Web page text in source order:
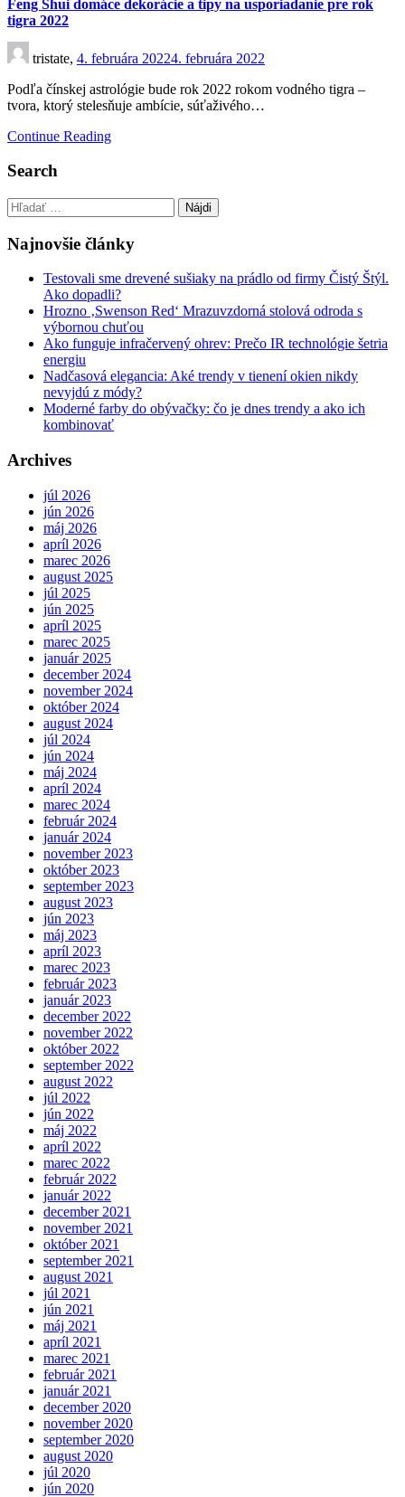
Feng Shui domáce dekorácie a tipy na usporiadanie pre rok
tigra 2022
tristate, 4. februára 20224. februára 2022
Podľa čínskej astrológie bude rok 2022 rokom vodného tigra –
tvora, ktorý stelesňuje ambície, súťaživého…
Continue Reading
Search
Hľadať:
Najnovšie články
Testovali sme drevené sušiaky na prádlo od firmy Čistý Štýl.
Ako dopadli?
Hrozno ‚Swenson Red‘ Mrazuvzdorná stolová odroda s
výbornou chuťou
Ako funguje infračervený ohrev: Prečo IR technológie šetria
energiu
Nadčasová elegancia: Aké trendy v tienení okien nikdy
nevyjdú z módy?
Moderné farby do obývačky: čo je dnes trendy a ako ich
kombinovať
Archives
júl 2026
jún 2026
máj 2026
apríl 2026
marec 2026
august 2025
júl 2025
jún 2025
apríl 2025
marec 2025
január 2025
december 2024
november 2024
október 2024
august 2024
júl 2024
jún 2024
máj 2024
apríl 2024
marec 2024
február 2024
január 2024
november 2023
október 2023
september 2023
august 2023
jún 2023
máj 2023
apríl 2023
marec 2023
február 2023
január 2023
december 2022
november 2022
október 2022
september 2022
august 2022
júl 2022
jún 2022
máj 2022
apríl 2022
marec 2022
február 2022
január 2022
december 2021
november 2021
október 2021
september 2021
august 2021
júl 2021
jún 2021
máj 2021
apríl 2021
marec 2021
február 2021
január 2021
december 2020
november 2020
september 2020
august 2020
júl 2020
jún 2020